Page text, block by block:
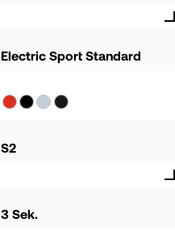
Electric Sport Standard
S2
3 Sek.